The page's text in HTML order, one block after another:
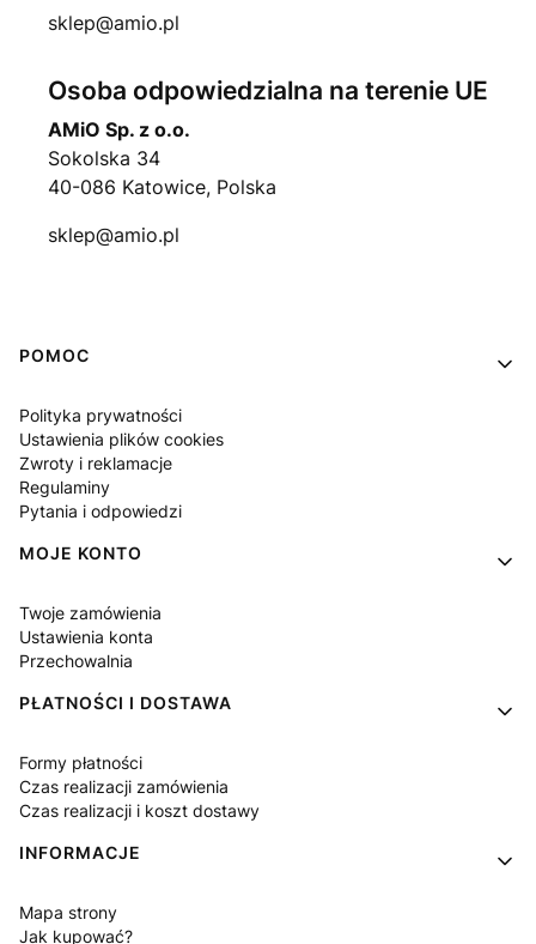
sklep@amio.pl
Osoba odpowiedzialna na terenie UE
AMiO Sp. z o.o.
Sokolska 34
40-086 Katowice, Polska
sklep@amio.pl
Linki w stopce
POMOC
Polityka prywatności
Ustawienia plików cookies
Zwroty i reklamacje
Regulaminy
Pytania i odpowiedzi
MOJE KONTO
Twoje zamówienia
Ustawienia konta
Przechowalnia
PŁATNOŚCI I DOSTAWA
Formy płatności
Czas realizacji zamówienia
Czas realizacji i koszt dostawy
INFORMACJE
Mapa strony
Jak kupować?